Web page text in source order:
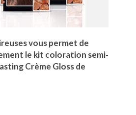
vous permet de
le kit coloration semi-
Crème Gloss de